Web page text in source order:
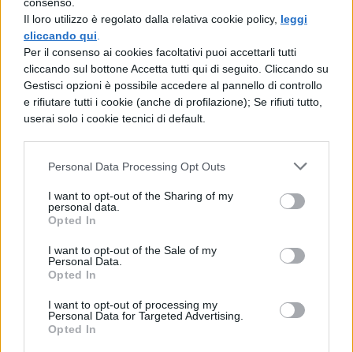
Il loro utilizzo è regolato dalla relativa cookie policy, leggi
cliccando qui
Per il consenso ai cookies facoltativi puoi accettarli tutti
cliccando sul bottone Accetta tutti qui di seguito. Cliccando su
Gestisci opzioni è possibile accedere al pannello di controllo
e rifiutare tutti i cookie (anche di profilazione); Se rifiuti tutto,
userai solo i cookie tecnici di default.
Personal Data Processing Opt Outs
I want to opt-out of the Sharing of my
personal data.
Opted In
I want to opt-out of the Sale of my
Personal Data.
Opted In
I want to opt-out of processing my
Personal Data for Targeted Advertising.
Opted In
Katherine Switzer
maratona di Boston
stratagemma; dal momento che le donne
non avevano la libertà di correre, la
ventunenne studentessa universitaria si
le iniziali del nome e del cognome. In
maratona con il numero
. Un ufficiale si
di tutto per tirarla fuori la gara, non
dal suo fidanzato che bloccò l’ufficiale.
Katherine riuscì ad arrivare al traguardo